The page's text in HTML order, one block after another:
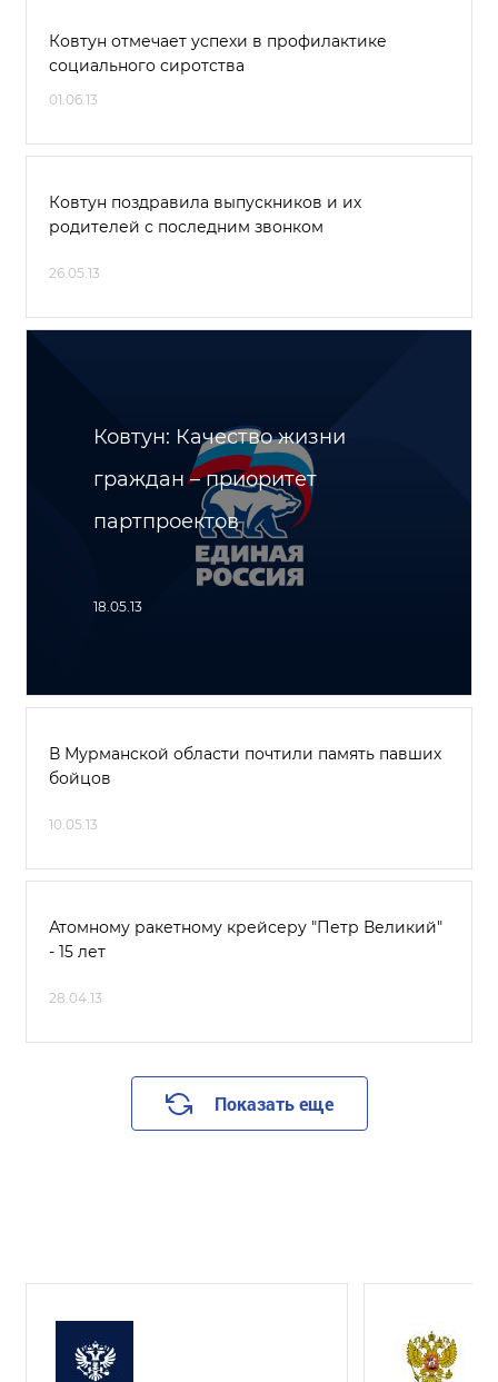
Ковтун отмечает успехи в профилактике
социального сиротства
01.06.13
Ковтун поздравила выпускников и их
родителей с последним звонком
26.05.13
Ковтун: Качество жизни
граждан – приоритет
партпроектов
18.05.13
В Мурманской области почтили память павших
бойцов
10.05.13
Атомному ракетному крейсеру "Петр Великий"
- 15 лет
28.04.13
Показать еще